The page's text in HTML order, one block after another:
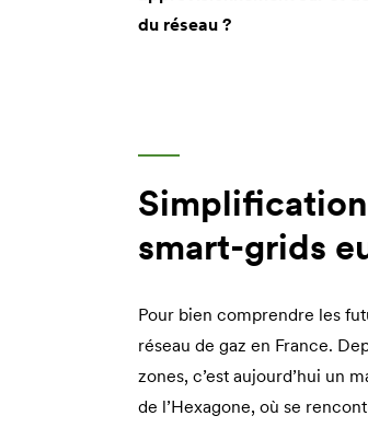
du réseau ?
smart-grids
Pour bien comprendre les
réseau de gaz en France.
zones, c’est aujourd’hui un
de l’Hexagone, où se